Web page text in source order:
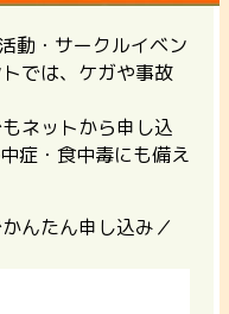
動・サークルイベン
では、ケガや事故
ネットから申し込
症・食中毒にも備え
んたん申し込み／